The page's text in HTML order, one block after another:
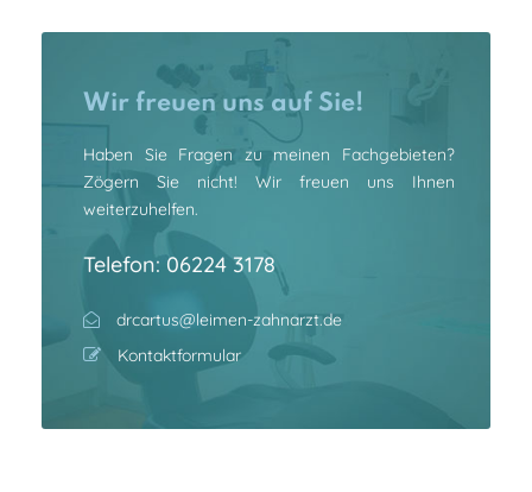
Wir freuen uns auf Sie!
Haben Sie Fragen zu meinen Fachgebieten?
Zögern Sie nicht! Wir freuen uns Ihnen
weiterzuhelfen.
Telefon: 06224 3178
drcartus@leimen-zahnarzt.de
Kontaktformular